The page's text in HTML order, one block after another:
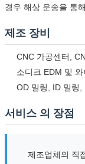
경우 해상 운송을 통
제조 장비
CNC 가공센터,
소디크 EDM 및
OD 밀링, ID 밀링,
서비스 의 장점
제조업체의 직